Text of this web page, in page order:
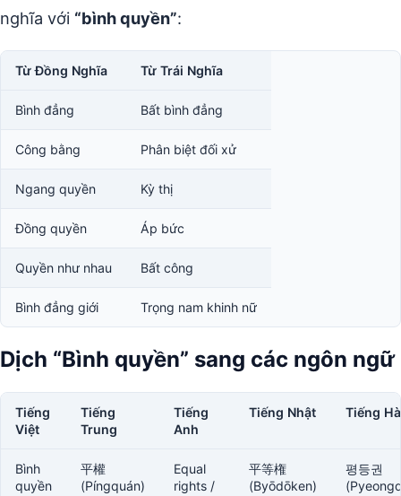
nghĩa với “bình quyền”:
Từ Đồng Nghĩa Từ Trái Nghĩa
Bình đẳng Bất bình đẳng
Công bằng Phân biệt đối xử
Ngang quyền Kỳ thị
Đồng quyền Áp bức
Quyền như nhau Bất công
Bình đẳng giới Trọng nam khinh nữ
Dịch “Bình quyền” sang các ngôn ngữ
Tiếng
Việt
Tiếng
Trung
Tiếng
Anh
Tiếng Nhật Tiếng
Bình
quyền
平權
(Píngquán)
Equal
rights /
平等権
(Byōdōken)
평등권